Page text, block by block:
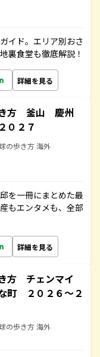
イド。エリア別おさ
裏食堂も徹底解説！
詳細を見る
方 釜山 慶州
０２７
の歩き方 海外
を一冊にまとめた最
もエンタメも、全部
詳細を見る
方 チェンマイ
町 ２０２６～２
の歩き方 海外